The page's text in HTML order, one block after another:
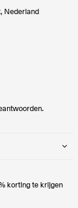
Nederland
korting te krijgen